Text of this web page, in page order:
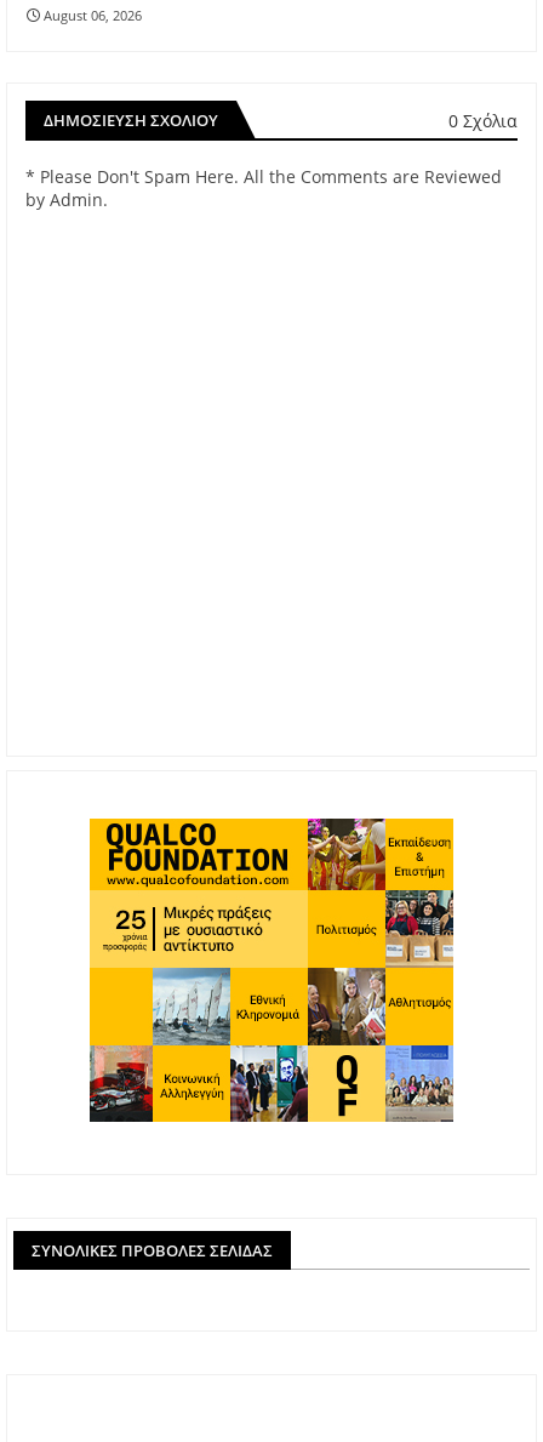
August 06, 2026
ΔΗΜΟΣΊΕΥΣΗ ΣΧΟΛΊΟΥ 0 Σχόλια
* Please Don't Spam Here. All the Comments are Reviewed
by Admin.
ΣΥΝΟΛΙΚΈΣ ΠΡΟΒΟΛΈΣ ΣΕΛΊΔΑΣ